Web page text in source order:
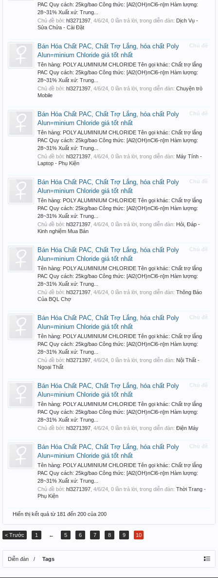
PAC Quy cách: 25kg/bao Công thức: [Al2(OH)nCl6-n]m Hàm lượng:
28~31% Xuất xứ: Trung...
Chủ đề bởi: hl3271397 4/6/24 , 0 lần trả lời, trong diễn đàn: Dịch Vụ -
Sửa Chửa - Cài Đặt
Chủ đề
Bán Hóa Chất PAC, Chất Trợ Lắng, hóa chất Poly
Alun=minium Chloride giá tốt nhất
Tên hàng: POLY ALUMINIUM CHLORIDE Tên gọi khác: Chất trợ lắng
PAC Quy cách: 25kg/bao Công thức: [Al2(OH)nCl6-n]m Hàm lượng:
28~31% Xuất xứ: Trung...
Chủ đề bởi: hl3271397 4/6/24 , 0 lần trả lời, trong diễn đàn: Chuyện trò
Mobile
Chủ đề
Bán Hóa Chất PAC, Chất Trợ Lắng, hóa chất Poly
Alun=minium Chloride giá tốt nhất
Tên hàng: POLY ALUMINIUM CHLORIDE Tên gọi khác: Chất trợ lắng
PAC Quy cách: 25kg/bao Công thức: [Al2(OH)nCl6-n]m Hàm lượng:
28~31% Xuất xứ: Trung...
Chủ đề bởi: hl3271397 4/6/24 , 0 lần trả lời, trong diễn đàn: Máy Tính -
Laptop - Phụ Kiện
Chủ đề
Bán Hóa Chất PAC, Chất Trợ Lắng, hóa chất Poly
Alun=minium Chloride giá tốt nhất
Tên hàng: POLY ALUMINIUM CHLORIDE Tên gọi khác: Chất trợ lắng
PAC Quy cách: 25kg/bao Công thức: [Al2(OH)nCl6-n]m Hàm lượng:
28~31% Xuất xứ: Trung...
Chủ đề bởi: hl3271397 4/6/24 , 0 lần trả lời, trong diễn đàn: Hỏi, Đáp -
Kinh nghiệm Mua Bán
Chủ đề
Bán Hóa Chất PAC, Chất Trợ Lắng, hóa chất Poly
Alun=minium Chloride giá tốt nhất
Tên hàng: POLY ALUMINIUM CHLORIDE Tên gọi khác: Chất trợ lắng
PAC Quy cách: 25kg/bao Công thức: [Al2(OH)nCl6-n]m Hàm lượng:
28~31% Xuất xứ: Trung...
Chủ đề bởi: hl3271397 4/6/24 , 0 lần trả lời, trong diễn đàn: Thông Báo
Của BQL Chợ
Chủ đề
Bán Hóa Chất PAC, Chất Trợ Lắng, hóa chất Poly
Alun=minium Chloride giá tốt nhất
Tên hàng: POLY ALUMINIUM CHLORIDE Tên gọi khác: Chất trợ lắng
PAC Quy cách: 25kg/bao Công thức: [Al2(OH)nCl6-n]m Hàm lượng:
28~31% Xuất xứ: Trung...
Chủ đề bởi: hl3271397 4/6/24 , 0 lần trả lời, trong diễn đàn: Nội Thất -
Ngoại Thất
Chủ đề
Bán Hóa Chất PAC, Chất Trợ Lắng, hóa chất Poly
Alun=minium Chloride giá tốt nhất
Tên hàng: POLY ALUMINIUM CHLORIDE Tên gọi khác: Chất trợ lắng
PAC Quy cách: 25kg/bao Công thức: [Al2(OH)nCl6-n]m Hàm lượng:
28~31% Xuất xứ: Trung...
Chủ đề bởi: hl3271397 4/6/24 , 0 lần trả lời, trong diễn đàn: Điện Máy
Chủ đề
Bán Hóa Chất PAC, Chất Trợ Lắng, hóa chất Poly
Alun=minium Chloride giá tốt nhất
Tên hàng: POLY ALUMINIUM CHLORIDE Tên gọi khác: Chất trợ lắng
PAC Quy cách: 25kg/bao Công thức: [Al2(OH)nCl6-n]m Hàm lượng:
28~31% Xuất xứ: Trung...
Chủ đề bởi: hl3271397 4/6/24 , 0 lần trả lời, trong diễn đàn: Thời Trang -
Phụ Kiện
Hiển thị kết quả từ 181 đến 200 của 200
< Trước 1 ← 5 6 7 8 9 10
Diễn đàn Tags